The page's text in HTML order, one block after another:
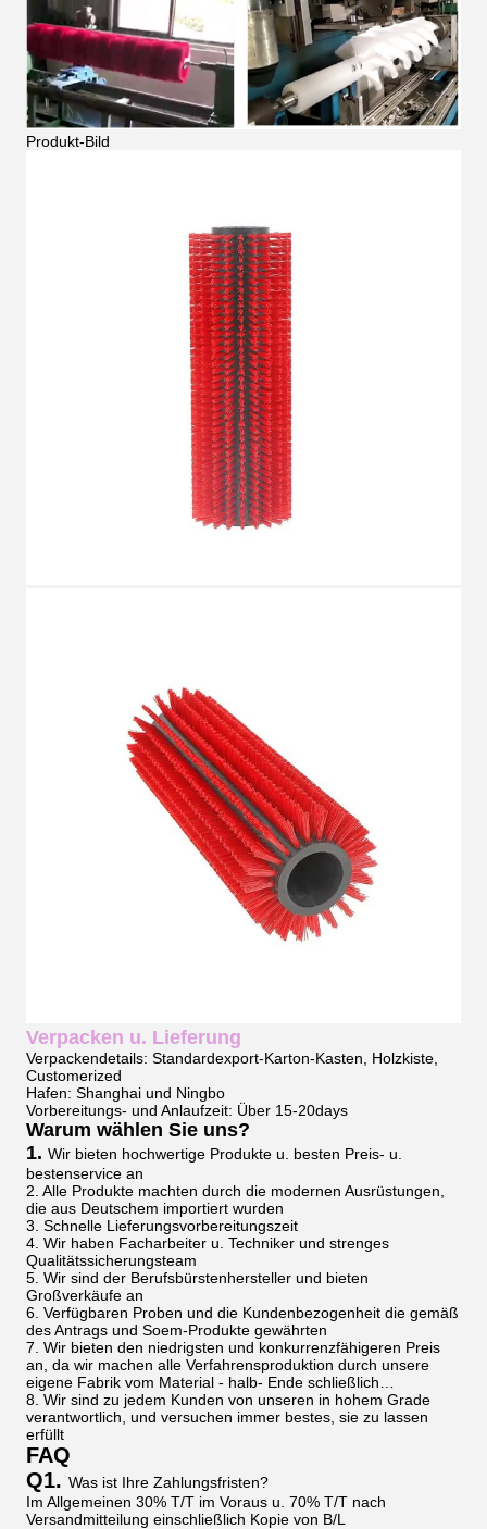
Produkt-Bild
Verpacken u. Lieferung
Verpackendetails: Standardexport-Karton-Kasten, Holzkiste,
Customerized
Hafen: Shanghai und Ningbo
Vorbereitungs- und Anlaufzeit: Über 15-20days
Warum wählen Sie uns?
1. Wir bieten hochwertige Produkte u. besten Preis- u.
bestenservice an
2. Alle Produkte machten durch die modernen Ausrüstungen,
die aus Deutschem importiert wurden
3. Schnelle Lieferungsvorbereitungszeit
4. Wir haben Facharbeiter u. Techniker und strenges
Qualitätssicherungsteam
5. Wir sind der Berufsbürstenhersteller und bieten
Großverkäufe an
6. Verfügbaren Proben und die Kundenbezogenheit die gemäß
des Antrags und Soem-Produkte gewährten
7. Wir bieten den niedrigsten und konkurrenzfähigeren Preis
an, da wir machen alle Verfahrensproduktion durch unsere
eigene Fabrik vom Material - halb- Ende schließlich…
8. Wir sind zu jedem Kunden von unseren in hohem Grade
verantwortlich, und versuchen immer bestes, sie zu lassen
erfüllt
FAQ
Q1. Was ist Ihre Zahlungsfristen?
Im Allgemeinen 30% T/T im Voraus u. 70% T/T nach
Versandmitteilung einschließlich Kopie von B/L